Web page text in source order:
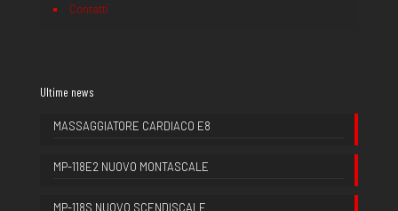
Contatti
Ultime news
MASSAGGIATORE CARDIACO E8
MP-118E2 NUOVO MONTASCALE
MP-118S NUOVO SCENDISCALE